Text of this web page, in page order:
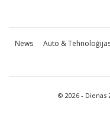
News Auto &
© 2026 - Dienas